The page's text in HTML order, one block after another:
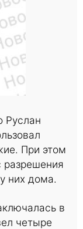
Руслан
При этом
разрешения
них дома.
в
четыре